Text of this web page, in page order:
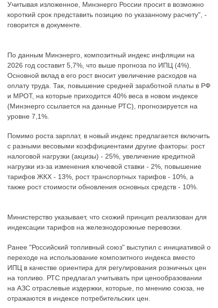
Учитывая изложенное, Минэнерго России просит в возможно
короткий срок представить позицию по указанному расчету", -
говорится в документе.
По данным Минэнерго, композитный индекс инфляции на
2026 год составит 5,7%, что выше прогноза по ИПЦ (4%).
Основной вклад в его рост вносит увеличение расходов на
оплату труда. Так, повышение средней заработной платы в РФ
и МРОТ, на которые приходится 40% веса в новом индексе
(Минэнерго ссылается на данные РТС), прогнозируется на
уровне 7,1%.
Помимо роста зарплат, в новый индекс предлагается включить
с разными весовыми коэффициентами другие факторы: рост
налоговой нагрузки (акцизы) - 25%, увеличение кредитной
нагрузки из-за изменения ключевой ставки - 2%, повышение
тарифов ЖКХ - 13%, рост транспортных тарифов - 10%, а
также рост стоимости обновления основных средств - 10%.
Министерство указывает, что схожий принцип реализован для
индексации тарифов на железнодорожные перевозки.
Ранее "Российский топливный союз" выступил с инициативой о
переходе на использование композитного индекса вместо
ИПЦ в качестве ориентира для регулирования розничных цен
на топливо. РТС предлагал учитывать при ценообразовании
на АЗС отраслевые издержки, которые, по мнению союза, не
отражаются в индексе потребительских цен.